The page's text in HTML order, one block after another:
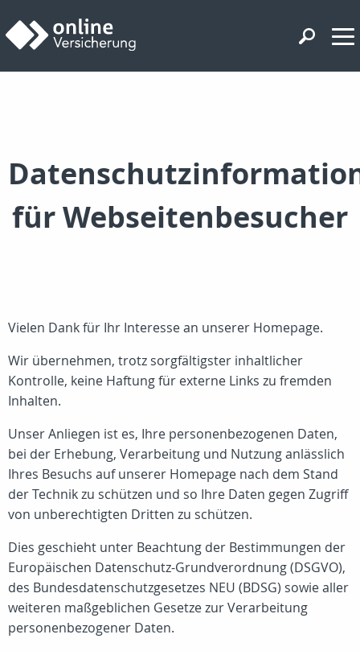
für Webseitenbesucher
Vielen Dank für Ihr Interesse an unserer Homepage.
Wir übernehmen, trotz sorgfältigster inhaltlicher
Kontrolle, keine Haftung für externe Links zu fremden
Inhalten.
Unser Anliegen ist es, Ihre personenbezogenen Daten,
bei der Erhebung, Verarbeitung und Nutzung anlässlich
Ihres Besuchs auf unserer Homepage nach dem Stand
der Technik zu schützen und so Ihre Daten gegen Zugriff
von unberechtigten Dritten zu schützen.
Dies geschieht unter Beachtung der Bestimmungen der
Europäischen Datenschutz-Grundverordnung (DSGVO),
des Bundesdatenschutzgesetzes NEU (BDSG) sowie aller
weiteren maßgeblichen Gesetze zur Verarbeitung
personenbezogener Daten.